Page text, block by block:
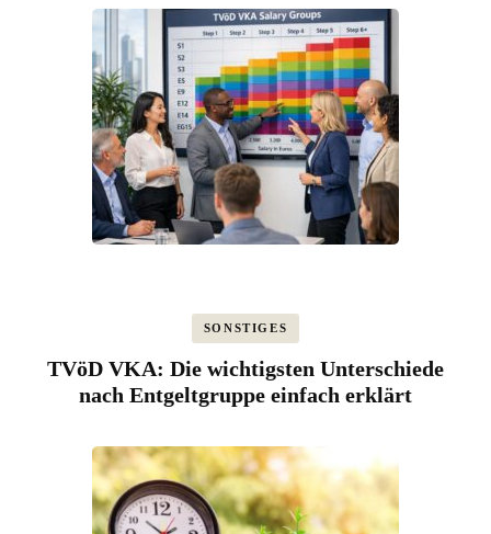
SONSTIGES
TVöD VKA: Die wichtigsten Unterschiede
nach Entgeltgruppe einfach erklärt